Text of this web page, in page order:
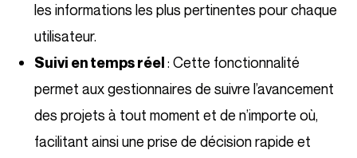
les informations les plus pertinentes pour chaque
utilisateur.
Suivi en temps réel : Cette fonctionnalité
permet aux gestionnaires de suivre l’avancement
des projets à tout moment et de n’importe où,
facilitant ainsi une prise de décision rapide et